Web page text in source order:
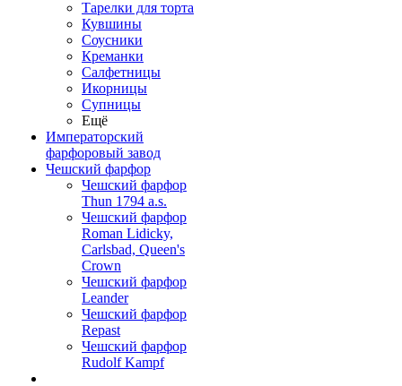
Тарелки для торта
Кувшины
Соусники
Креманки
Салфетницы
Икорницы
Супницы
Ещё
Императорский
фарфоровый завод
Чешский фарфор
Чешский фарфор
Thun 1794 a.s.
Чешский фарфор
Roman Lidicky,
Carlsbad, Queen's
Crown
Чешский фарфор
Leander
Чешский фарфор
Repast
Чешский фарфор
Rudolf Kampf